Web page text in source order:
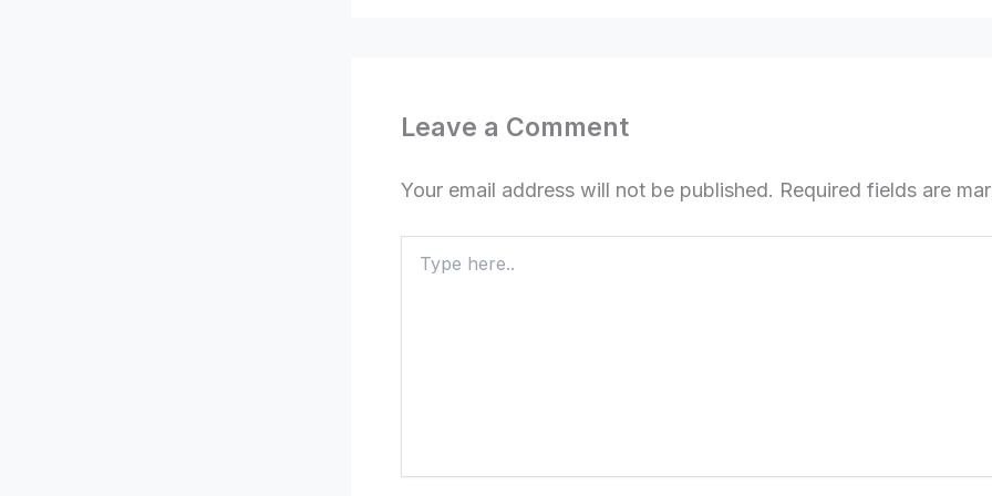
Leave a Comment
Your email address will not be published. Required fields are
here..